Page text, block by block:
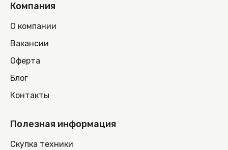
Компания
О компании
Вакансии
Оферта
Блог
Контакты
Полезная информация
Скупка техники